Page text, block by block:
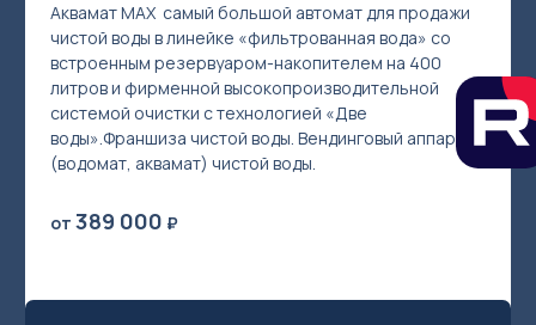
Аквамат MAX самый большой автомат для продажи
чистой воды в линейке «фильтрованная вода» со
встроенным резервуаром-накопителем на 400
литров и фирменной высокопроизводительной
системой очистки с технологией «Две
воды».Франшиза чистой воды. Вендинговый аппарат
(водомат, аквамат) чистой воды.
от 389 000 ₽